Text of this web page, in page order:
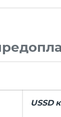
USSD